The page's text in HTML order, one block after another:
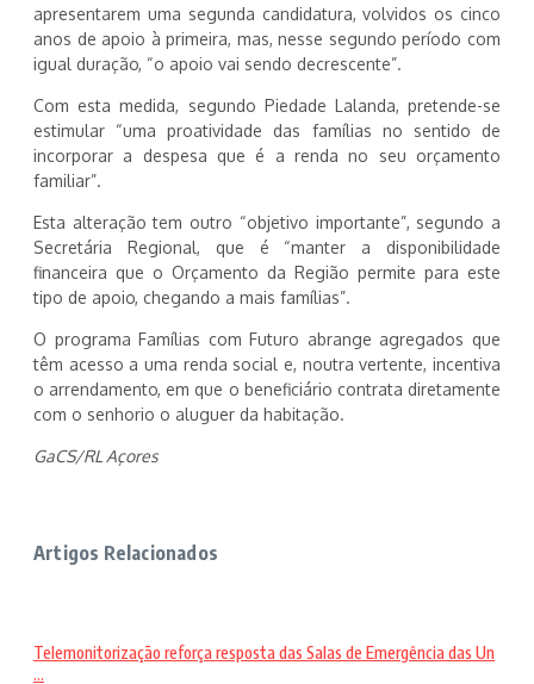
apresentarem uma segunda candidatura, volvidos os cinco
anos de apoio à primeira, mas, nesse segundo período com
igual duração, “o apoio vai sendo decrescente”.
Com esta medida, segundo Piedade Lalanda, pretende-se
estimular “uma proatividade das famílias no sentido de
incorporar a despesa que é a renda no seu orçamento
familiar”.
Esta alteração tem outro “objetivo importante”, segundo a
Secretária Regional, que é “manter a disponibilidade
financeira que o Orçamento da Região permite para este
tipo de apoio, chegando a mais famílias”.
O programa Famílias com Futuro abrange agregados que
têm acesso a uma renda social e, noutra vertente, incentiva
o arrendamento, em que o beneficiário contrata diretamente
com o senhorio o aluguer da habitação.
GaCS/RL Açores
Artigos Relacionados
Telemonitorização reforça resposta das Salas de Emergência das Un
...